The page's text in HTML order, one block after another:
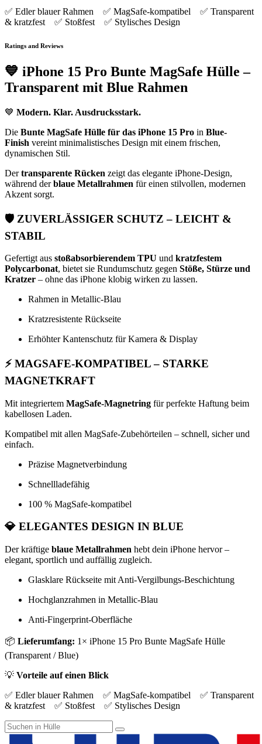
✅ Edler blauer Rahmen ✅ MagSafe-kompatibel ✅ Transparent
& kratzfest ✅ Stoßfest ✅ Stylisches Design
Ratings and Reviews
💙 iPhone 15 Pro Bunte MagSafe Hülle –
Transparent mit Blue Rahmen
💙 Modern. Klar. Ausdrucksstark.
Die Bunte MagSafe Hülle für das iPhone 15 Pro in Blue-
Finish vereint minimalistisches Design mit einem frischen,
dynamischen Stil.
Dertransparente Rücken zeigt das elegante iPhone-Design,
während derblaue Metallrahmen für einen stilvollen, modernen
Akzent sorgt.
🛡️ ZUVERLÄSSIGER SCHUTZ – LEICHT &
STABIL
Gefertigt aus stoßabsorbierendem TPU und kratzfestem
Polycarbonat, bietet sie Rundumschutz gegen Stöße, Stürze und
Kratzer – ohne das iPhone klobig wirken zu lassen.
Rahmen in Metallic-Blau
Kratzresistente Rückseite
Erhöhter Kantenschutz für Kamera & Display
⚡ MAGSAFE-KOMPATIBEL – STARKE
MAGNETKRAFT
Mit integriertem MagSafe-Magnetring für perfekte Haftung beim
kabellosen Laden.
Kompatibel mit allen MagSafe-Zubehörteilen – schnell, sicher und
einfach.
Präzise Magnetverbindung
Schnellladefähig
100 % MagSafe-kompatibel
💎 ELEGANTES DESIGN IN BLUE
Der kräftige blaue Metallrahmen hebt dein iPhone hervor –
elegant, sportlich und auffällig zugleich.
Glasklare Rückseite mit Anti-Vergilbungs-Beschichtung
Hochglanzrahmen in Metallic-Blau
Anti-Fingerprint-Oberfläche
📦 Lieferumfang: 1× iPhone 15 Pro Bunte MagSafe Hülle
(Transparent / Blue)
💡 Vorteile auf einen Blick
✅ Edler blauer Rahmen ✅ MagSafe-kompatibel ✅ Transparent
& kratzfest ✅ Stoßfest ✅ Stylisches Design